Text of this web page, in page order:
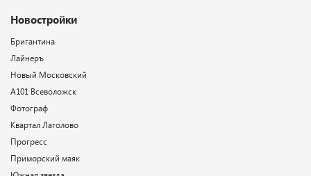
Новостройки
Бригантина
Лайнеръ
Новый Московский
А101 Всеволожск
Фотограф
Квартал Лаголово
Прогресс
Приморский маяк